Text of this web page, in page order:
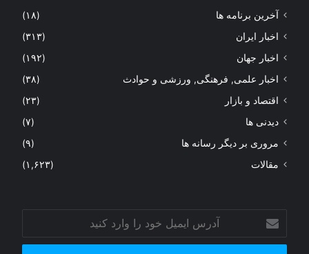
آخرین برنامه ها
(۱۸)
اخبار ایران
(۳۱۳)
اخبار جهان
(۱۹۲)
اخبار علمی, فرهنگی, ورزشی و حوادث
(۳۸)
اقتصاد و بازار
(۲۳)
دیدنی ها
(۷)
مروری بر دیگر رسانه ها
(۹)
مقالات
(۱,۶۲۳)
آدرس
ایمیل
خود